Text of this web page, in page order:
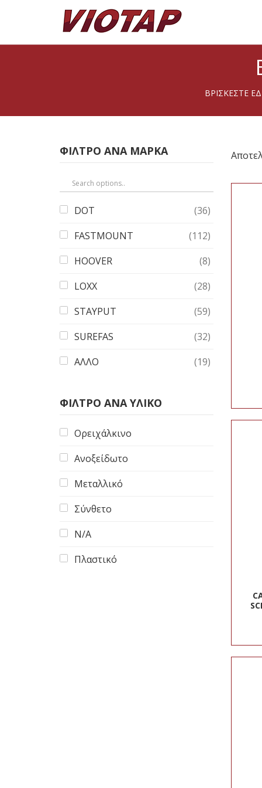
ΒΡΊΣΚΕΣΤΕ
ΦΙΛΤΡΟ ΑΝΑ ΜΑΡΚΑ
DOT
(36)
FASTMOUNT
(112)
HOOVER
(8)
LOXX
(28)
STAYPUT
(59)
SUREFAS
(32)
ΑΛΛΟ
(19)
ΦΙΛΤΡΟ ΑΝΑ ΥΛΙΚΌ
Ορειχάλκινο
Ανοξείδωτο
Μεταλλικό
Σύνθετο
N/A
Πλαστικό